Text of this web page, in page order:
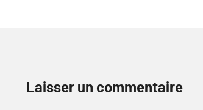
Laisser un commentaire